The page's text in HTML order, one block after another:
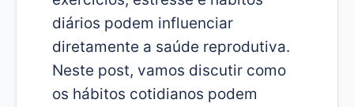
diários podem influenciar
diretamente a saúde reprodutiva.
Neste post, vamos discutir como
os hábitos cotidianos podem